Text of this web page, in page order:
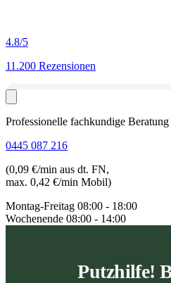
4.8/5
11.200 Rezensionen
Professionelle fachkundige Beratung
0445 087 216
(0,09 €/min aus dt. FN,
max. 0,42 €/min Mobil)
Montag-Freitag 08:00 - 18:00
Wochenende 08:00 - 14:00
Putzhilfe!